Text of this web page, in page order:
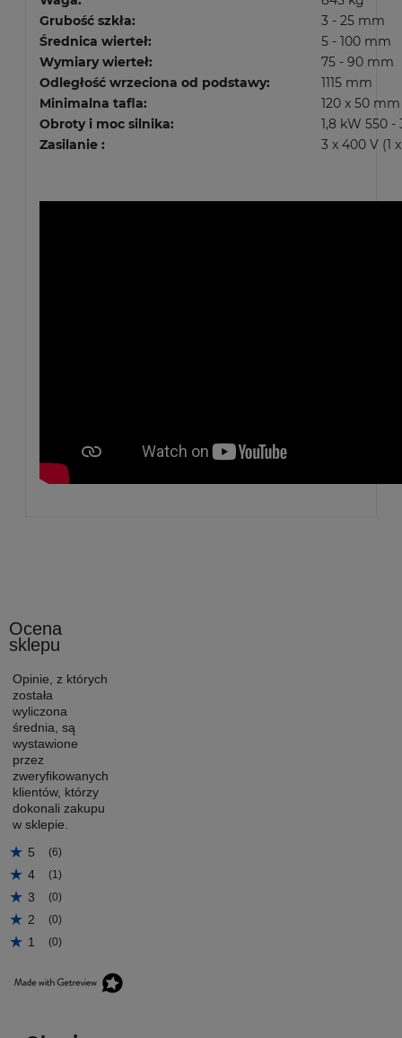
Grubość szkła:
3 - 25 mm
Średnica wierteł:
5 - 100 mm
Wymiary wierteł:
75 - 90 mm
Odległość wrzeciona od podstawy:
1115 mm
Minimalna tafla:
120 x 50 mm
Obroty i moc silnika:
1,8 kW 550
Zasilanie :
3 x 400 V (1
Ocena
sklepu
Opinie, z których
została
wyliczona
średnia, są
wystawione
przez
zweryfikowanych
klientów, którzy
dokonali zakupu
w sklepie.
5
(6)
4 (1)
3 (0)
2 (0)
1 (0)